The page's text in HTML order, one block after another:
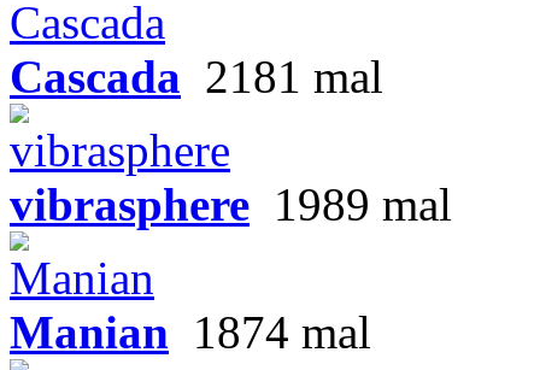
Cascada 2181 mal
vibrasphere 1989 mal
Manian 1874 mal